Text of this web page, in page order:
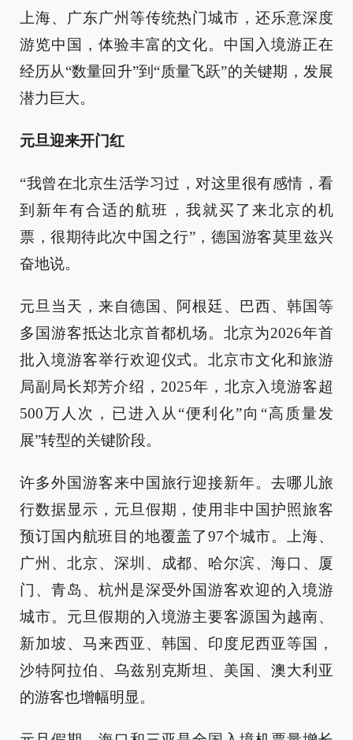
上海、广东广州等传统热门城市，还乐意深度
游览中国，体验丰富的文化。中国入境游正在
经历从“数量回升”到“质量飞跃”的关键期，发展
潜力巨大。
元旦迎来开门红
“我曾在北京生活学习过，对这里很有感情，看
到新年有合适的航班，我就买了来北京的机
票，很期待此次中国之行”，德国游客莫里兹兴
奋地说。
元旦当天，来自德国、阿根廷、巴西、韩国等
多国游客抵达北京首都机场。北京为2026年首
批入境游客举行欢迎仪式。北京市文化和旅游
局副局长郑芳介绍，2025年，北京入境游客超
500万人次，已进入从“便利化”向“高质量发
展”转型的关键阶段。
许多外国游客来中国旅行迎接新年。去哪儿旅
行数据显示，元旦假期，使用非中国护照旅客
预订国内航班目的地覆盖了97个城市。上海、
广州、北京、深圳、成都、哈尔滨、海口、厦
门、青岛、杭州是深受外国游客欢迎的入境游
城市。元旦假期的入境游主要客源国为越南、
新加坡、马来西亚、韩国、印度尼西亚等国，
沙特阿拉伯、乌兹别克斯坦、美国、澳大利亚
的游客也增幅明显。